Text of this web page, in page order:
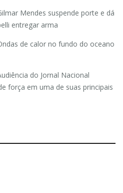
Mendes suspende porte e dá
entregar arma
de calor no fundo do oceano
do Jornal Nacional
força em uma de suas principais